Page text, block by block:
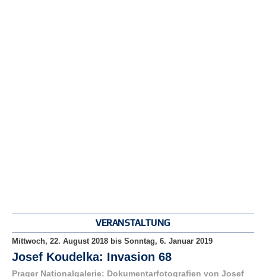
VERANSTALTUNG
Mittwoch, 22. August 2018 bis Sonntag, 6. Januar 2019
Josef Koudelka: Invasion 68
Prager Nationalgalerie: Dokumentarfotografien von Josef